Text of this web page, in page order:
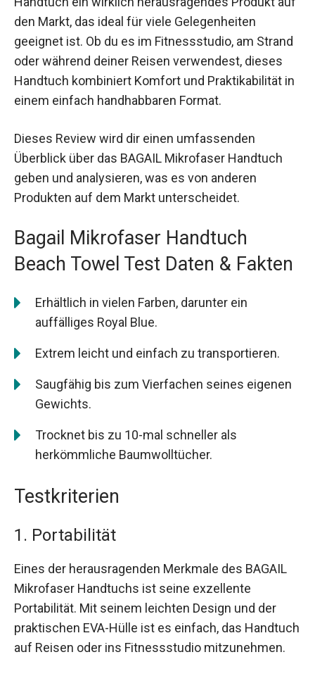
den Markt, das ideal für viele Gelegenheiten
geeignet ist. Ob du es im Fitnessstudio, am Strand
oder während deiner Reisen verwendest, dieses
Handtuch kombiniert Komfort und Praktikabilität in
einem einfach handhabbaren Format.
Dieses Review wird dir einen umfassenden
Überblick über das BAGAIL Mikrofaser Handtuch
geben und analysieren, was es von anderen
Produkten auf dem Markt unterscheidet.
Bagail Mikrofaser Handtuch
Beach Towel Test Daten & Fakten
Erhältlich in vielen Farben, darunter ein
auffälliges Royal Blue.
Extrem leicht und einfach zu transportieren.
Saugfähig bis zum Vierfachen seines eigenen
Gewichts.
Trocknet bis zu 10-mal schneller als
herkömmliche Baumwolltücher.
Testkriterien
1. Portabilität
Eines der herausragenden Merkmale des BAGAIL
Mikrofaser Handtuchs ist seine exzellente
Portabilität. Mit seinem leichten Design und der
praktischen EVA-Hülle ist es einfach, das Handtuch
auf Reisen oder ins Fitnessstudio mitzunehmen.